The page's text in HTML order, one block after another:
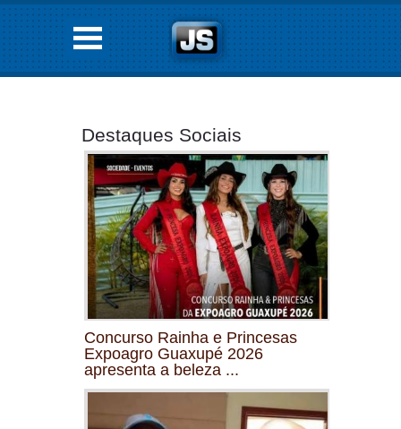
Destaques Sociais
Concurso Rainha e Princesas
Expoagro Guaxupé 2026
apresenta a beleza ...